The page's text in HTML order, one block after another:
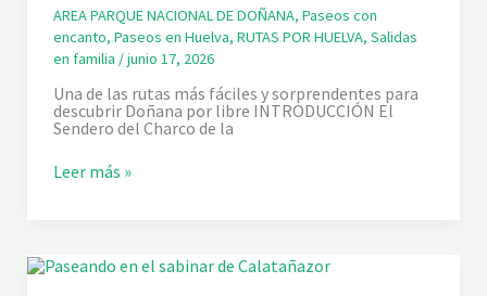
G
U
A
E
Ñ
A
AREA PARQUE NACIONAL DE DOÑANA, Paseos con
encanto, Paseos en Huelva, RUTAS POR HUELVA, Salidas
en familia /junio 17, 2026
Una de las rutas más fáciles y sorprendentes para
descubrir Doñana por libre INTRODUCCIÓN El
Sendero del Charco de la
S
R
O
Leer más »